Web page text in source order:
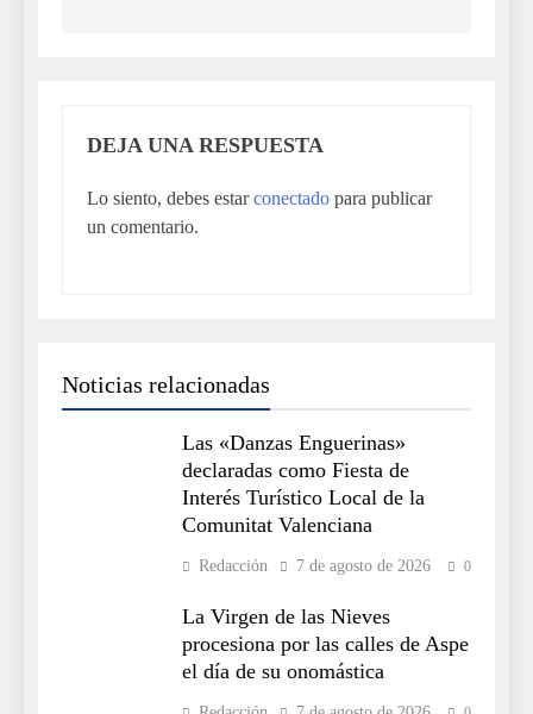
DEJA UNA RESPUESTA
Lo siento, debes estarconectado para publicar
un comentario.
Noticias relacionadas
Las «Danzas Enguerinas»
declaradas como Fiesta de
Interés Turístico Local de la
Comunitat Valenciana
Redacción 7 de agosto de 2026 0
La Virgen de las Nieves
procesiona por las calles de Aspe
el día de su onomástica